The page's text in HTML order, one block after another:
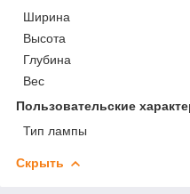
Ширина
Высота
Глубина
Вес
Пользовательские
Тип лампы
Скрыть